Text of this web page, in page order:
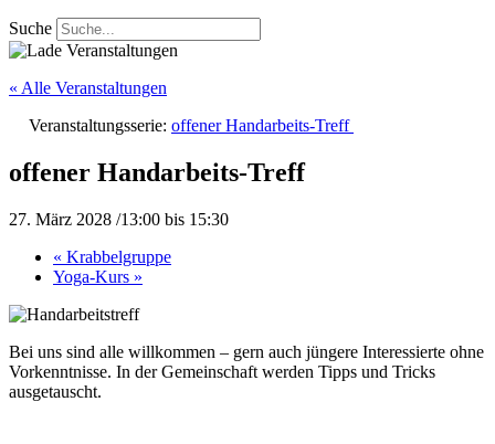
Suche
« Alle Veranstaltungen
Veranstaltungsserie: offener Handarbeits-Treff
offener Handarbeits-Treff
27. März 2028 /13:00 bis 15:30
« Krabbelgruppe
Yoga-Kurs »
Bei uns sind alle willkommen – gern auch jüngere Interessierte ohne
Vorkenntnisse. In der Gemeinschaft werden Tipps und Tricks
ausgetauscht.